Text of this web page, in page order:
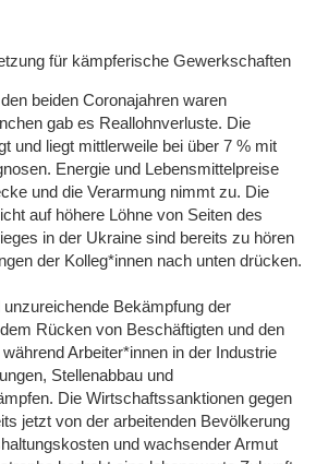
für kämpferische Gewerkschaften
beiden Coronajahren waren
gab es Reallohnverluste. Die
und liegt mittlerweile bei über 7 % mit
Energie und Lebensmittelpreise
und die Verarmung nimmt zu. Die
auf höhere Löhne von Seiten des
in der Ukraine sind bereits zu hören
der Kolleg*innen nach unten drücken.
Bekämpfung der
Rücken von Beschäftigten und den
Arbeiter*innen in der Industrie
Stellenabbau und
Die Wirtschaftssanktionen gegen
jetzt von der arbeitenden Bevölkerung
und wachsender Armut